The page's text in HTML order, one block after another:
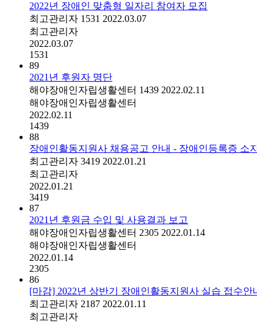
2022년 장애인 맞춤형 일자리 참여자 모집
최고관리자 1531 2022.03.07
최고관리자
2022.03.07
1531
89
2021년 후원자 명단
해야장애인자립생활센터 1439 2022.02.11
해야장애인자립생활센터
2022.02.11
1439
88
장애인활동지원사 채용공고 안내 - 장애인등록증 소
최고관리자 3419 2022.01.21
최고관리자
2022.01.21
3419
87
2021년 후원금 수입 및 사용결과 보고
해야장애인자립생활센터 2305 2022.01.14
해야장애인자립생활센터
2022.01.14
2305
86
[마감] 2022년 상반기 장애인활동지원사 실습 접수안
최고관리자 2187 2022.01.11
최고관리자